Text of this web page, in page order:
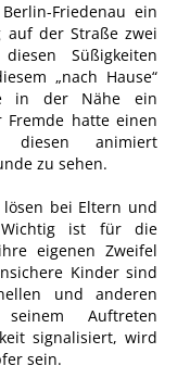
Friedenau ein
auf der Straße zwei
Süßigkeiten
„nach Hause“
in der Nähe ein
Fremde hatte einen
diesen animiert
zu sehen.
bei Eltern und
ist für die
eigenen Zweifel
Kinder sind
und anderen
Auftreten
signalisiert, wird
sein.